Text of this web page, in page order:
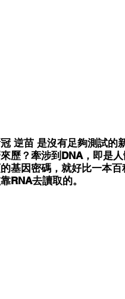
逆苗 是沒有足夠測試的
歷？牽涉到DNA，即是
基因密碼，就好比一本
RNA去讀取的。